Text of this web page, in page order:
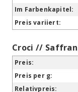
Croci // Saffran